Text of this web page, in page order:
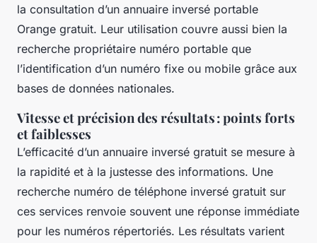
la consultation d’un annuaire inversé portable
Orange gratuit. Leur utilisation couvre aussi bien la
recherche propriétaire numéro portable que
l’identification d’un numéro fixe ou mobile grâce aux
bases de données nationales.
Vitesse et précision des résultats : points forts
et faiblesses
L’efficacité d’un annuaire inversé gratuit se mesure à
la rapidité et à la justesse des informations. Une
recherche numéro de téléphone inversé gratuit sur
ces services renvoie souvent une réponse immédiate
pour les numéros répertoriés. Les résultats varient